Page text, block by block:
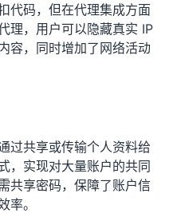
代码，但在代理集成方面
理，用户可以隐藏真实 IP
容，同时增加了网络活动
过共享或传输个人资料给
，实现对大量账户的共同
共享密码，保障了账户信
率。